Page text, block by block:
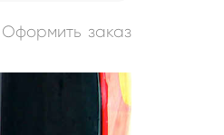
заказ